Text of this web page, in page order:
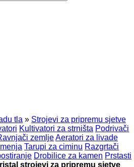
tla » Strojevi za pripremu sjetve
Kultivatori za strništa Podrivači
zemljeAeratori za livade
Tarupi za ciminu Razgrtači
Drobilice za kamen Prstasti
strojevi za pripremu sjetve